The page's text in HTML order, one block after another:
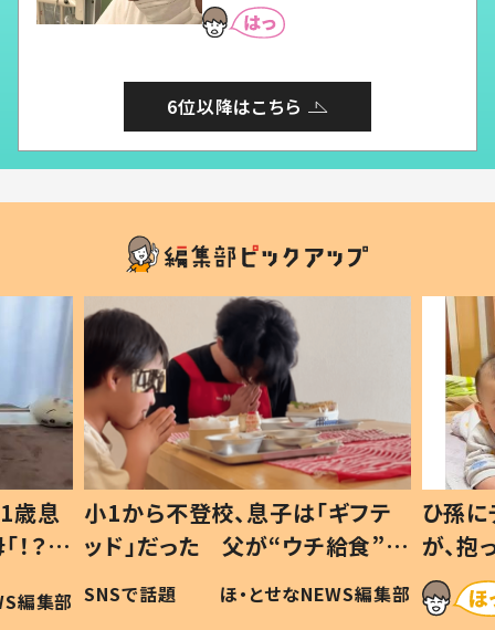
6位以降はこちら
歳息
？」
編集部
小1から不登校、息子は「ギフテ
ッド」だった 父が“ウチ給食”を
作り続ける理由とは #令和の親
#令和の子
SNSで話題 ほ・とせなNEWS編集部
ひ孫
が、
「涙が
い」